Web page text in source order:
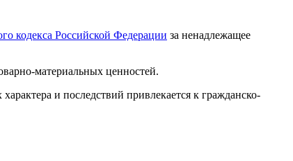
кодекса Российской Федерации за ненадлежащее
материальных ценностей.
и последствий привлекается к гражданско-